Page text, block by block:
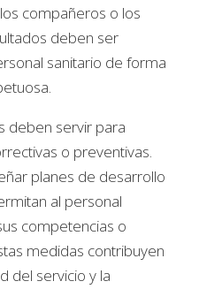
compañeros o los
deben ser
sanitario de forma
deben servir para
o preventivas.
planes de desarrollo
al personal
competencias o
medidas contribuyen
del servicio y la